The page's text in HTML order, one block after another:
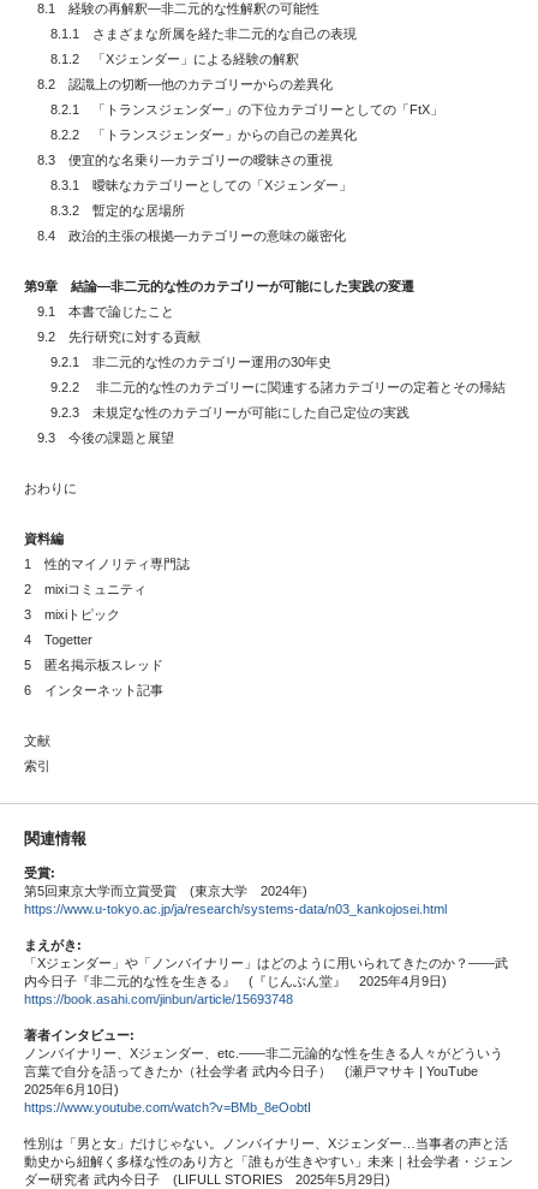
8.1 経験の再解釈―非二元的な性解釈の可能性
8.1.1 さまざまな所属を経た非二元的な自己の表現
8.1.2 「Xジェンダー」による経験の解釈
8.2 認識上の切断―他のカテゴリーからの差異化
8.2.1 「トランスジェンダー」の下位カテゴリーとしての「FtX」
8.2.2 「トランスジェンダー」からの自己の差異化
8.3 便宜的な名乗り―カテゴリーの曖昧さの重視
8.3.1 曖昧なカテゴリーとしての「Xジェンダー」
8.3.2 暫定的な居場所
8.4 政治的主張の根拠―カテゴリーの意味の厳密化
第9章 結論―非二元的な性のカテゴリーが可能にした実践の変遷
9.1 本書で論じたこと
9.2 先行研究に対する貢献
9.2.1 非二元的な性のカテゴリー運用の30年史
9.2.2 非二元的な性のカテゴリーに関連する諸カテゴリーの定着とその帰結
9.2.3 未規定な性のカテゴリーが可能にした自己定位の実践
9.3 今後の課題と展望
おわりに
資料編
1 性的マイノリティ専門誌
2 mixiコミュニティ
3 mixiトピック
4 Togetter
5 匿名掲示板スレッド
6 インターネット記事
文献
索引
関連情報
受賞:
第5回東京大学而立賞受賞 (東京大学 2024年)
https://www.u-tokyo.ac.jp/ja/research/systems-data/n03_kankojosei.html
まえがき:
「Xジェンダー」や「ノンバイナリー」はどのように用いられてきたのか？――武
内今日子『非二元的な性を生きる』 (『じんぶん堂』 2025年4月9日)
https://book.asahi.com/jinbun/article/15693748
著者インタビュー:
ノンバイナリー、Xジェンダー、etc.——非二元論的な性を生きる人々がどういう
言葉で自分を語ってきたか（社会学者 武内今日子） (瀬戸マサキ | YouTube
2025年6月10日)
https://www.youtube.com/watch?v=BMb_8eOobtI
性別は「男と女」だけじゃない。ノンバイナリー、Xジェンダー…当事者の声と活
動史から紐解く多様な性のあり方と「誰もが生きやすい」未来｜社会学者・ジェン
ダー研究者 武内今日子 (LIFULL STORIES 2025年5月29日)